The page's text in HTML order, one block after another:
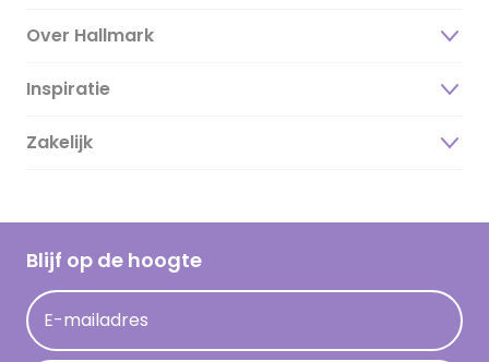
Over Hallmark
Over ons
Duurzaamheid
Hallmark Kaartclub
Acties
Persberichten
Inspiratie
Magazine
Cadeau inspiratie
Kaartinspiratie
Zakelijk
Blijf op de hoogte
E-mailadres